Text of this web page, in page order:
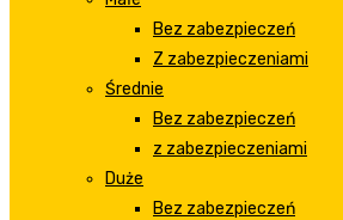
Bez zabezpieczeń
Z zabezpieczeniami
Średnie
Bez zabezpieczeń
z zabezpieczeniami
Duże
Bez zabezpieczeń